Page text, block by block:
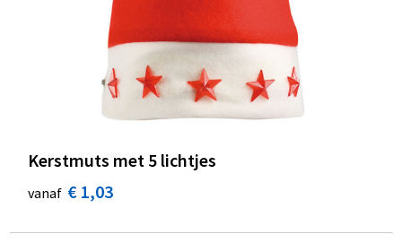
Kerstmuts met 5 lichtjes
vanaf € 1,03